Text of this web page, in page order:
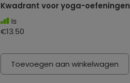
Kwadrant voor yoga-oefeningen
Is
€13.50
Toevoegen aan winkelwagen